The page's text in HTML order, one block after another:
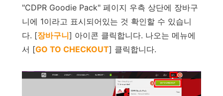
"CDPR Goodie Pack" 페이지 우측 상단에 장바구
니에 1이라고 표시되어있는 것 확인할 수 있습니
다. [장바구니] 아이콘 클릭합니다. 나오는 메뉴에
서 [GO TO CHECKOUT] 클릭합니다.